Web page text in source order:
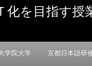
化を目指す授
学院大学 京都日本語研